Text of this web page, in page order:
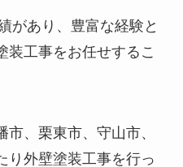
があり、豊富な経験と
装工事をお任せするこ
、栗東市、守山市、
り外壁塗装工事を行っ